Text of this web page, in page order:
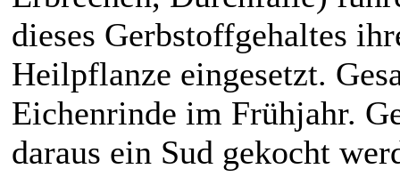
dieses Gerbstoffgehaltes
Heilpflanze eingesetzt.
Eichenrinde im Frühjahr.
daraus ein Sud gekocht